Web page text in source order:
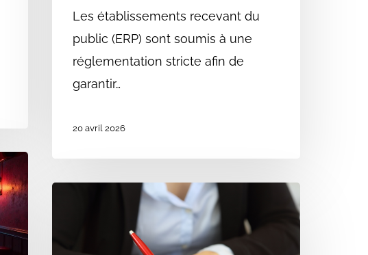
Les établissements recevant du
public (ERP) sont soumis à une
réglementation stricte afin de
garantir…
20 avril 2026